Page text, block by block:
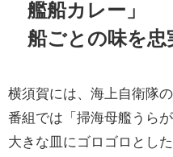
艦船カレー」
船ごとの味を忠
横須賀には、海上自衛隊
番組では「掃海母艦うら
大きな皿にゴロゴロとし